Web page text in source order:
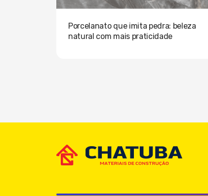
Porcelanato que imita pedra: beleza
natural com mais praticidade